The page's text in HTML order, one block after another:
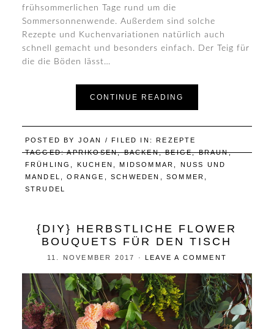
frühsommerlichen Tage rund um die
Sommersonnenwende. Außerdem sind solche
Rezepte und Kuchenvariationen natürlich auch
schnell gemacht und besonders einfach. Der Teig für
die die Böden lässt…
CONTINUE READING
POSTED BY JOAN / FILED IN:REZEPTE
TAGGED:APRIKOSEN,BACKEN,BEIGE,BRAUN,
FRÜHLING
KUCHEN ,MIDSOMMAR
NUSS UND
MANDEL
,ORANGE ,SCHWEDEN ,SOMMER
STRUDEL
{DIY} HERBSTLICHE FLOWER
BOUQUETS FÜR DEN TISCH
11. NOVEMBER 2017 · LEAVE A COMMENT